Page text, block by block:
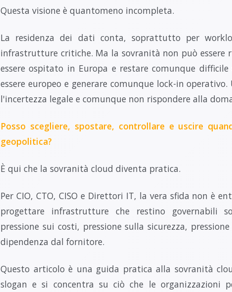
Questa visione è quantomeno incompleta.
La residenza dei dati conta, soprattutto per
infrastrutture critiche. Ma la sovranità non può essere
essere ospitato in Europa e restare comunque
essere europeo e generare comunque lock-in
l'incertezza legale e comunque non rispondere alla
Posso scegliere, spostare, controllare e uscire
geopolitica?
È qui che la sovranità cloud diventa pratica.
Per CIO, CTO, CISO e Direttori IT, la vera sfida non è
progettare infrastrutture che restino governabili
pressione sui costi, pressione sulla sicurezza,
dipendenza dal fornitore.
Questo articolo è una guida pratica alla sovranità
slogan e si concentra su ciò che le organizzazioni